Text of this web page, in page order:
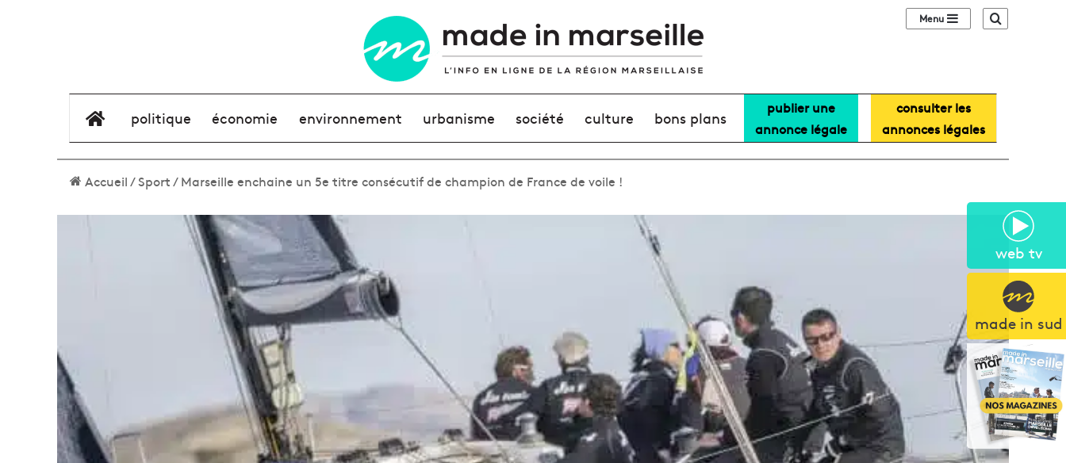
web tv
made in sud
Sidebar (barre
élément de menu
politique économie environnement urbanisme société culture bons plans
publier une
annonce légale
consulter les
annonces légales
Accueil/Sport/Marseille enchaine un 5e titre consécutif de champion de France de voile !